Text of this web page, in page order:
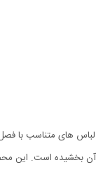
های متناسب با
آن بخشیده است. این